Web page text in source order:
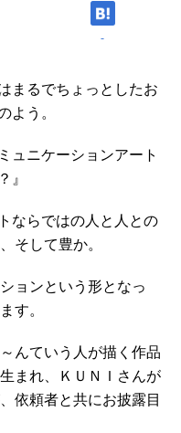
-
まるでちょっとしたお
よう。
ミュニケーションアート
』
ならではの人と人との
そして豊か。
ョンという形となっ
す。
んていう人が描く作品
まれ、ＫＵＮＩさんが
依頼者と共にお披露目